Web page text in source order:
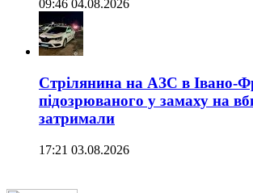
09:46 04.08.2026
Стрілянина на АЗС в Івано-
підозрюваного у замаху на
затримали
17:21 03.08.2026